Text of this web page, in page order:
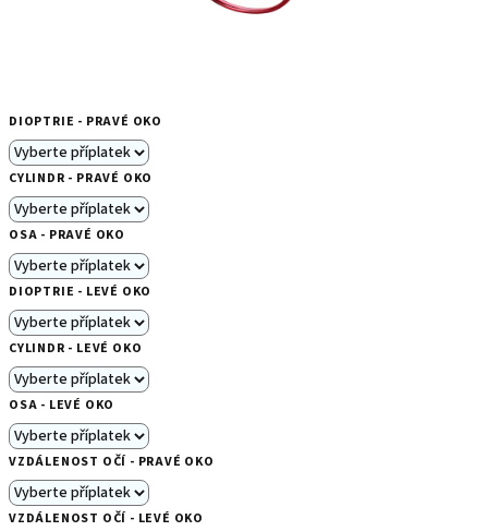
DIOPTRIE - PRAVÉ OKO
CYLINDR - PRAVÉ OKO
OSA - PRAVÉ OKO
DIOPTRIE - LEVÉ OKO
CYLINDR - LEVÉ OKO
OSA - LEVÉ OKO
VZDÁLENOST OČÍ - PRAVÉ OKO
VZDÁLENOST OČÍ - LEVÉ OKO